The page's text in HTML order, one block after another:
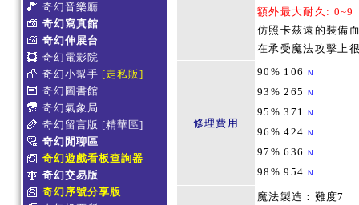
奇幻音樂廳
奇幻寫真館
奇幻伸展台
奇幻電影院
奇幻小幫手 [走私販]
奇幻圖書館
奇幻氣象局
奇幻留言版 [精華區]
奇幻閒聊區
奇幻遊戲看板查詢器
奇幻交易版
奇幻序號分享版
額外最大耐久: 0~9
仿照卡茲遠的裝備
在承受魔法攻擊上
修理費用
90% 106 N
93% 265 N
95% 371 N
96% 424 N
97% 636 N
98% 954 N
魔法製造：難度7